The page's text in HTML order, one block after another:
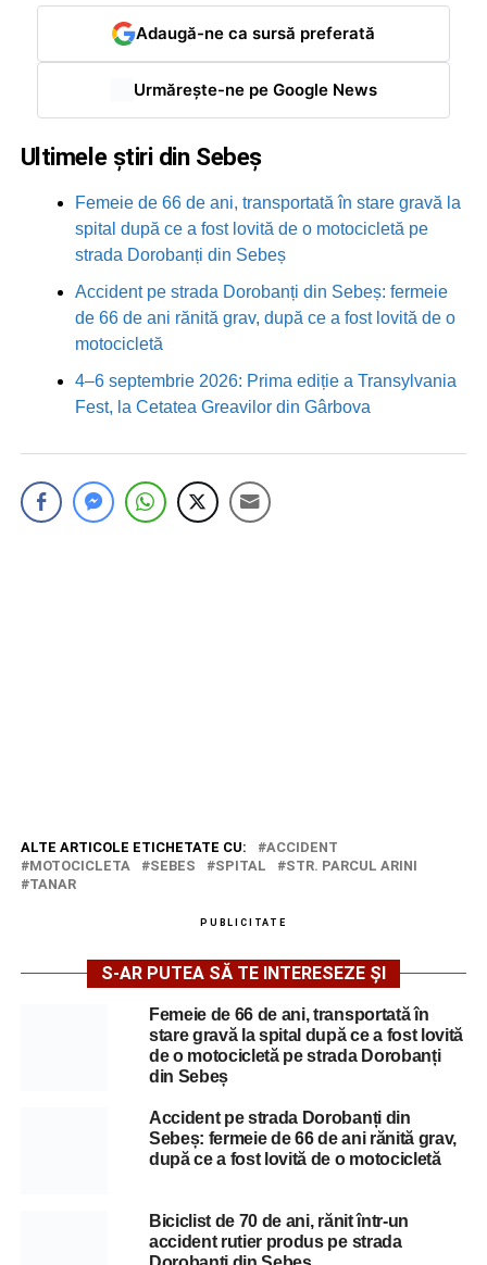
Adaugă-ne ca sursă preferată
Urmărește-ne pe Google News
Ultimele știri din Sebeș
Femeie de 66 de ani, transportată în stare gravă la
spital după ce a fost lovită de o motocicletă pe
strada Dorobanți din Sebeș
Accident pe strada Dorobanți din Sebeș: fermeie
de 66 de ani rănită grav, după ce a fost lovită de o
motocicletă
4–6 septembrie 2026: Prima ediție a Transylvania
Fest, la Cetatea Greavilor din Gârbova
ALTE ARTICOLE ETICHETATE CU:
ACCIDENT
MOTOCICLETA
SEBES SPITAL
STR. PARCUL ARINI
TANAR
PUBLICITATE
S-AR PUTEA SĂ TE INTERESEZE ȘI
Femeie de 66 de ani, transportată în
stare gravă la spital după ce a fost lovită
de o motocicletă pe strada Dorobanți
din Sebeș
Accident pe strada Dorobanți din
Sebeș: fermeie de 66 de ani rănită grav,
după ce a fost lovită de o motocicletă
Biciclist de 70 de ani, rănit într-un
accident rutier produs pe strada